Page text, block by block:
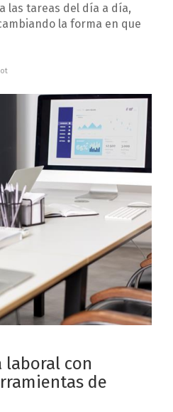
las tareas del día a día,
la forma en que
laboral con
de